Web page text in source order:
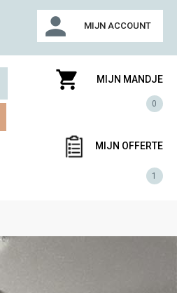
person MIJN ACCOUNT
shopping_cart MIJN MANDJE
0
MIJN OFFERTE
1